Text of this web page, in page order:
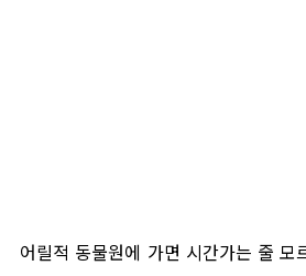
어릴적 동물원에 가면 시간가는 줄 모